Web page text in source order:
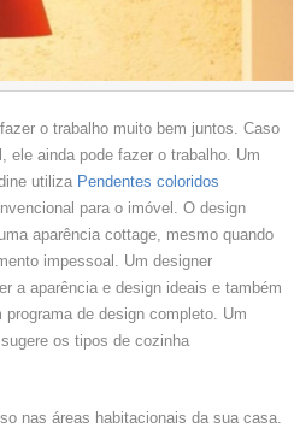
o trabalho muito bem juntos. Caso
ele ainda pode fazer o trabalho. Um
utiliza Pendentes coloridos
para o imóvel. O design
aparência cottage, mesmo quando
impessoal. Um designer
a aparência e design ideais e também
de design completo. Um
os tipos de cozinha
nas áreas habitacionais da sua casa.